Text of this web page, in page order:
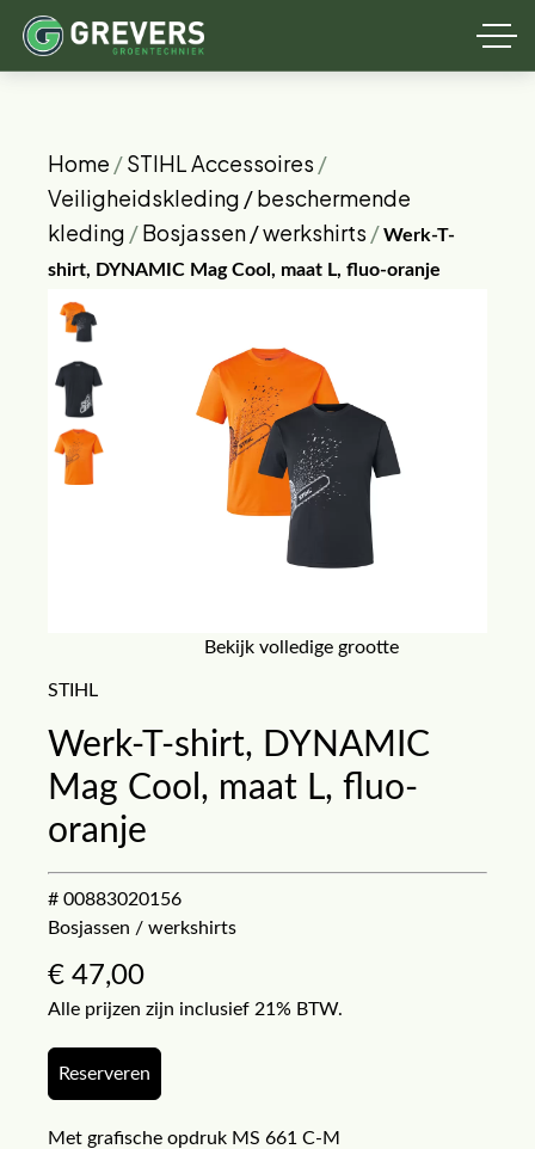
Home /STIHL Accessoires /
Veiligheidskleding / beschermende
kleding /Bosjassen / werkshirts /Werk-T-
shirt, DYNAMIC Mag Cool, maat L, fluo-oranje
Bekijk volledige grootte
STIHL
Werk-T-shirt, DYNAMIC
Mag Cool, maat L, fluo-
oranje
# 00883020156
Bosjassen / werkshirts
€ 47,00
Alle prijzen zijn inclusief 21% BTW.
Reserveren
Met grafische opdruk MS 661 C-M